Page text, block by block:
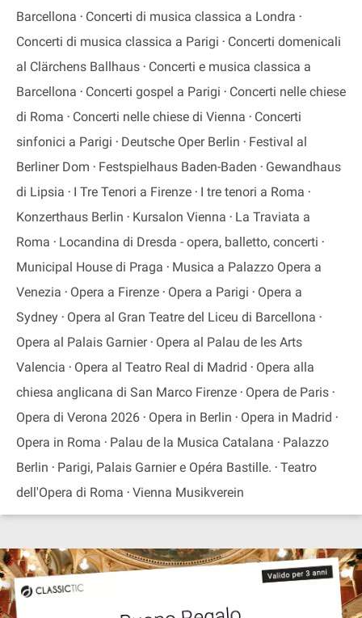
Barcellona
Concerti di musica classica a Londra
Concerti di musica classica a Parigi
Concerti domenicali
al Clärchens Ballhaus
Concerti e musica classica a
Barcellona
Concerti gospel a Parigi
Concerti nelle chiese
di Roma
Concerti nelle chiese di Vienna
Concerti
sinfonici a Parigi
Deutsche Oper Berlin
Festival al
Berliner Dom
Festspielhaus Baden-Baden
Gewandhaus
di Lipsia
I Tre Tenori a Firenze
I tre tenori a Roma
Konzerthaus Berlin
Kursalon Vienna
La Traviata a
Roma
Locandina di Dresda - opera, balletto, concerti
Municipal House di Praga
Musica a Palazzo Opera a
Venezia
Opera a Firenze Opera a Parigi
Opera a
Sydney
Opera al Gran Teatre del Liceu di Barcellona
Opera al Palais Garnier
Opera al Palau de les Arts
Valencia
Opera al Teatro Real di Madrid
Opera alla
chiesa anglicana di San Marco Firenze
Opera de Paris
Opera di Verona 2026
Opera in Berlin
Opera in Madrid
Opera in Roma
Palau de la Musica Catalana
Palazzo
Berlin
Parigi, Palais Garnier e Opéra Bastille.
Teatro
dell'Opera di Roma
Vienna Musikverein